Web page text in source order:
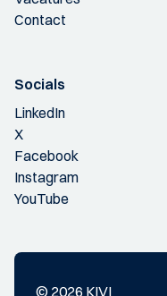
Contact
Socials
LinkedIn
X
Facebook
Instagram
YouTube
© 2026 KIVI